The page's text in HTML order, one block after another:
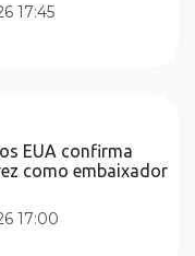
17:45
EUA confirma
como embaixador
17:00